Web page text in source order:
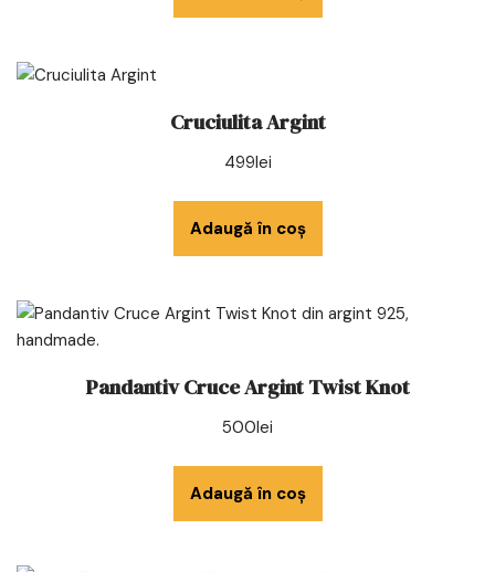
Cruciulita Argint
499lei
Adaugă în coș
Pandantiv Cruce Argint Twist Knot
500lei
Adaugă în coș